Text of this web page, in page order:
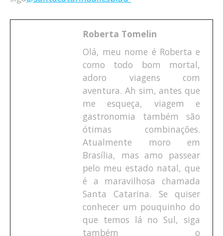
Roberta Tomelin
Olá, meu nome é Roberta e
como todo bom mortal,
adoro viagens com
aventura. Ah sim, antes que
me esqueça, viagem e
gastronomia também são
ótimas combinações.
Atualmente moro em
Brasília, mas amo passear
pelo meu estado natal, que
é a maravilhosa chamada
Santa Catarina. Se quiser
conhecer um pouquinho do
que temos lá no Sul, siga
também o